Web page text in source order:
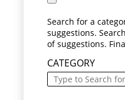
Search for a
suggestions.
of suggestions.
CATEGORY